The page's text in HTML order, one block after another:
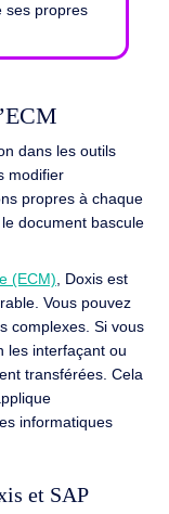
ses propres
dans les outils
modifier
propres à chaque
document bascule
(ECM) Doxis est
Vous pouvez
complexes. Si vous
les interfaçant ou
transférées. Cela
informatiques
et SAP